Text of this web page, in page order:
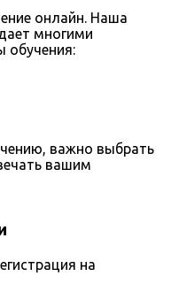
онлайн. Наша
многими
обучения:
важно выбрать
вашим
на